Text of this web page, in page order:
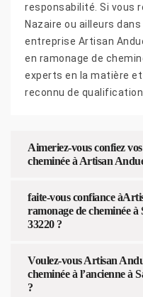
responsabilité. Si vous
Nazaire ou ailleurs
entreprise Artisan
en ramonage de
experts en la matière
reconnu de
Aimeriez-vous confiez
cheminée à Artisan
faite-vous confiance
ramonage de cheminée à
33220 ?
Voulez-vous Artisan
cheminée à l’ancienne à
?